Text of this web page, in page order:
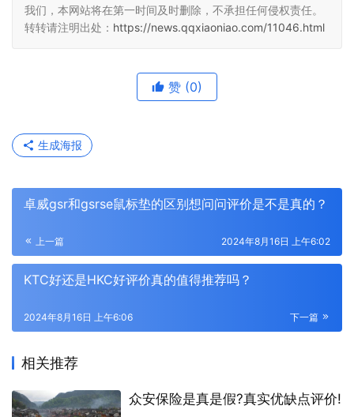
我们，本网站将在第一时间及时删除，不承担任何侵权责任。
转转请注明出处： https://news.qqxiaoniao.com/11046.html
赞 (0)
生成海报
卓威gsr和gsrse鼠标垫的区别想问问评价是不是真的？
上一篇 2024年8月16日 上午6:02
KTC好还是HKC好评价真的值得推荐吗？
下一篇
2024年8月16日 上午6:06
相关推荐
众安保险是真是假?真实优缺点评价!